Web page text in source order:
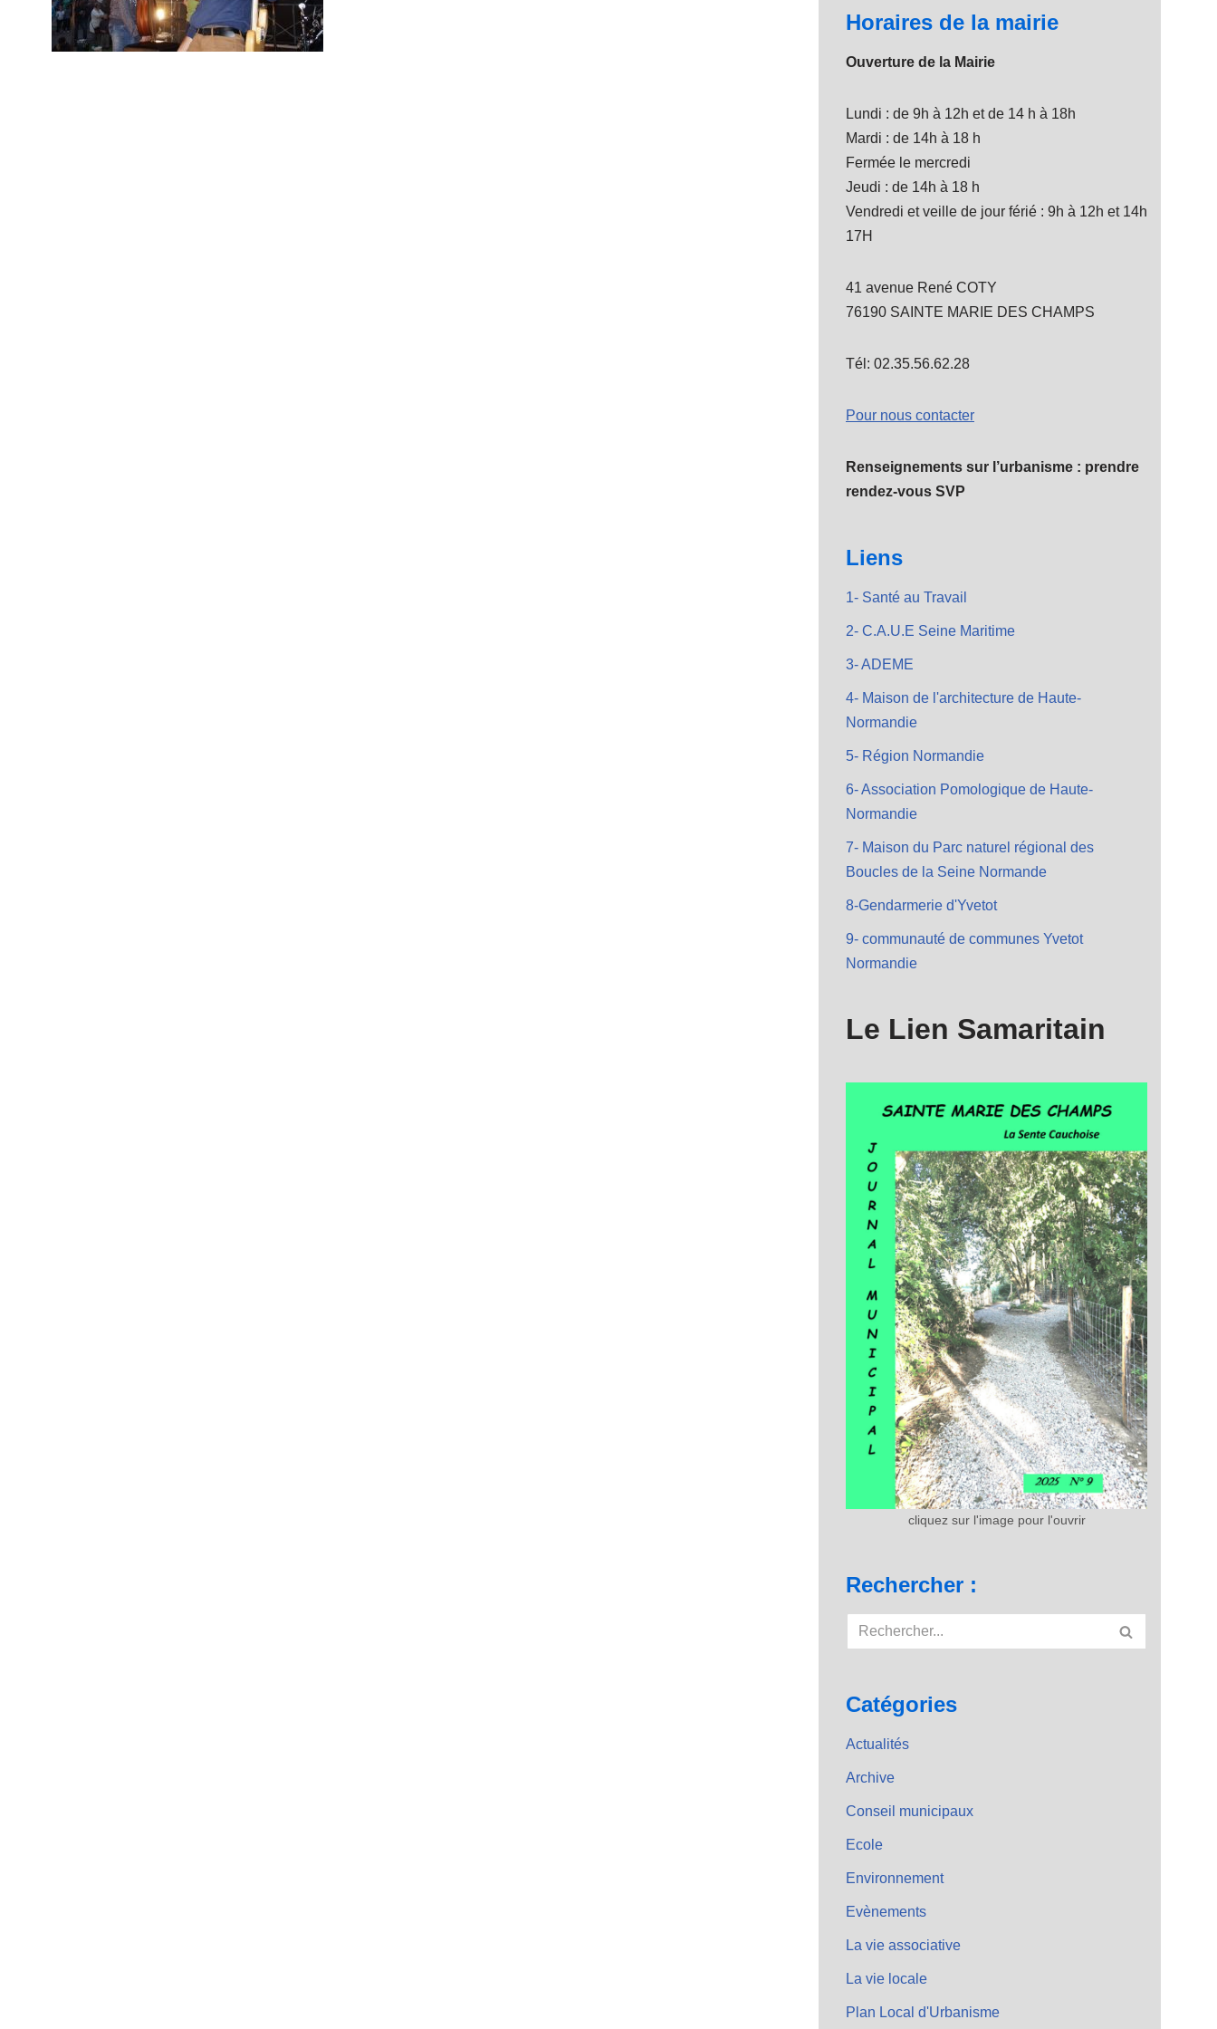
Horaires de la mairie
Ouverture de la Mairie
Lundi : de 9h à 12h et de 14 h à 18h
Mardi : de 14h à 18 h
Fermée le mercredi
Jeudi : de 14h à 18 h
Vendredi et veille de jour férié : 9h à 12h et 14h
17H
41 avenue René COTY
76190 SAINTE MARIE DES CHAMPS
Tél: 02.35.56.62.28
Pour nous contacter
Renseignements sur l’urbanisme : prendre
rendez-vous SVP
Liens
1- Santé au Travail
2- C.A.U.E Seine Maritime
3- ADEME
4- Maison de l'architecture de Haute-
Normandie
5- Région Normandie
6- Association Pomologique de Haute-
Normandie
7- Maison du Parc naturel régional des
Boucles de la Seine Normande
8-Gendarmerie d'Yvetot
9- communauté de communes Yvetot
Normandie
Le Lien Samaritain
cliquez sur l'image pour l'ouvrir
Rechercher :
Catégories
Actualités
Archive
Conseil municipaux
Ecole
Environnement
Evènements
La vie associative
La vie locale
Plan Local d'Urbanisme